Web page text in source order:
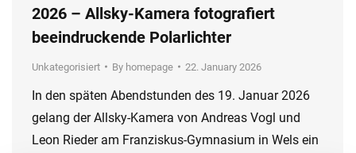
2026 – Allsky-Kamera fotografiert
beeindruckende Polarlichter
Unkategorisiert By homepage 22. January 2026
In den späten Abendstunden des 19. Januar 2026
gelang der Allsky-Kamera von Andreas Vogl und
Leon Rieder am Franziskus-Gymnasium in Wels ein